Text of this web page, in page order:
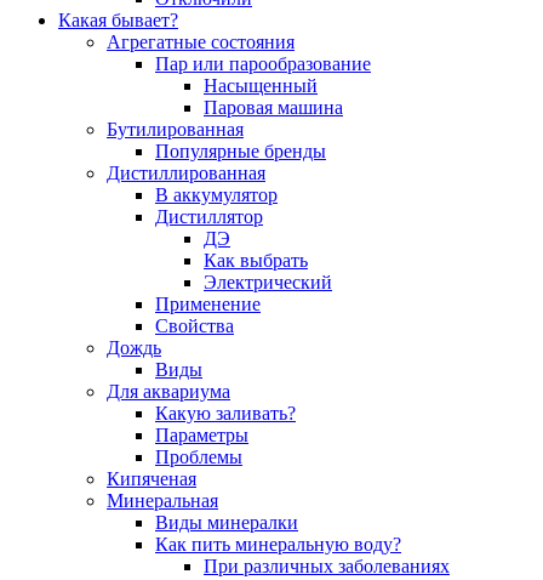
Какая бывает?
Агрегатные состояния
Пар или парообразование
Насыщенный
Паровая машина
Бутилированная
Популярные бренды
Дистиллированная
В аккумулятор
Дистиллятор
ДЭ
Как выбрать
Электрический
Применение
Свойства
Дождь
Виды
Для аквариума
Какую заливать?
Параметры
Проблемы
Кипяченая
Минеральная
Виды минералки
Как пить минеральную воду?
При различных заболеваниях